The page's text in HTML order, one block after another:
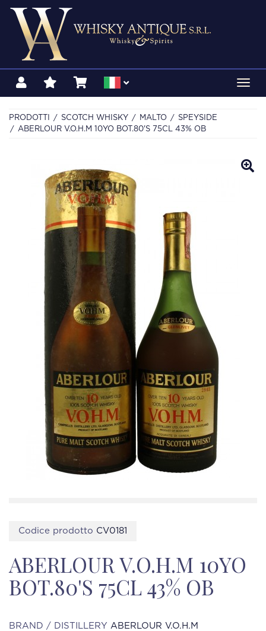
PRODOTTI SCOTCH WHISKY MALTO
SPEYSIDE
ABERLOUR V.O.H.M 10YO BOT.80'S 75CL 43% OB
Codice prodotto CV0181
ABERLOUR V.O.H.M 10YO
BOT.80'S 75CL 43% OB
BRAND / DISTILLERY ABERLOUR V.O.H.M